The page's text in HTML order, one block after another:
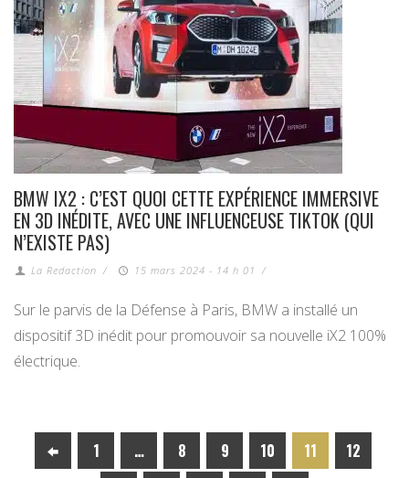
BMW IX2 : C’EST QUOI CETTE EXPÉRIENCE IMMERSIVE
EN 3D INÉDITE, AVEC UNE INFLUENCEUSE TIKTOK (QUI
N’EXISTE PAS)
La Redaction / 15 mars 2024 - 14 h 01 /
Sur le parvis de la Défense à Paris, BMW a installé un
dispositif 3D inédit pour promouvoir sa nouvelle iX2 100%
électrique.
1 … 8 9 10 11
12